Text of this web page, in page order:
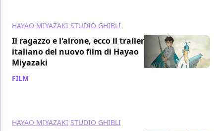
HAYAO MIYAZAKI STUDIO GHIBLI
Il ragazzo e l'airone, ecco il trailer
italiano del nuovo film di Hayao
Miyazaki
FILM
HAYAO MIYAZAKI STUDIO GHIBLI